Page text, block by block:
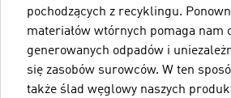
pochodzących z recyklingu.
materiałów wtórnych pomaga nam
generowanych odpadów i
się zasobów surowców. W ten
także ślad węglowy naszych